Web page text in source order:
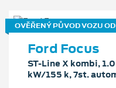
OVĚŘENÝ PŮVOD VOZU
Ford Focus
ST-Line X kombi,
kW/155 k, 7st.